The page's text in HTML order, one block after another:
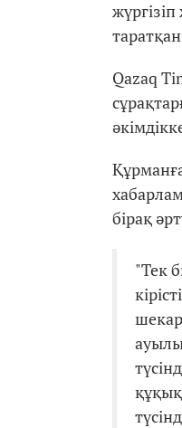
Qazaq
бірақ
"Тек